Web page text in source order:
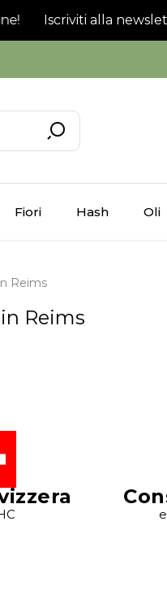
Iscriviti alla
Fiori Hash Oli
Reims
Reims